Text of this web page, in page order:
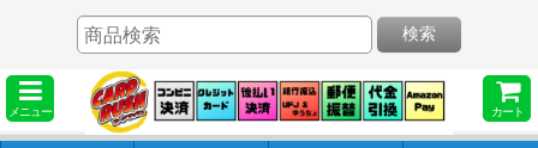
メニュー カート
検索